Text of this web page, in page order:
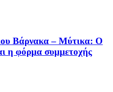
Βάρνακα – Μύτικα: Ο
η φόρμα συμμετοχής